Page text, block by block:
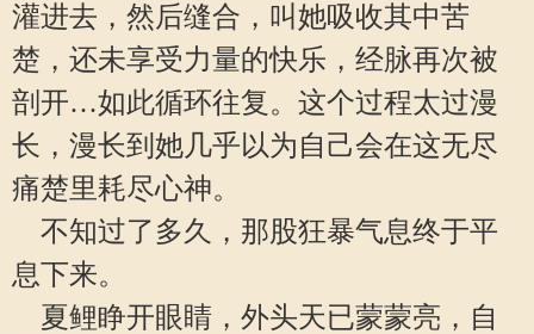
灌进去，然后缝合，叫她吸收其中苦
楚，还未享受力量的快乐，经脉再次被
剖开…如此循环往复。这个过程太过漫
长，漫长到她几乎以为自己会在这无尽
痛楚里耗尽心神。
不知过了多久，那股狂暴气息终于平
息下来。
夏鲤睁开眼睛，外头天已蒙蒙亮，自